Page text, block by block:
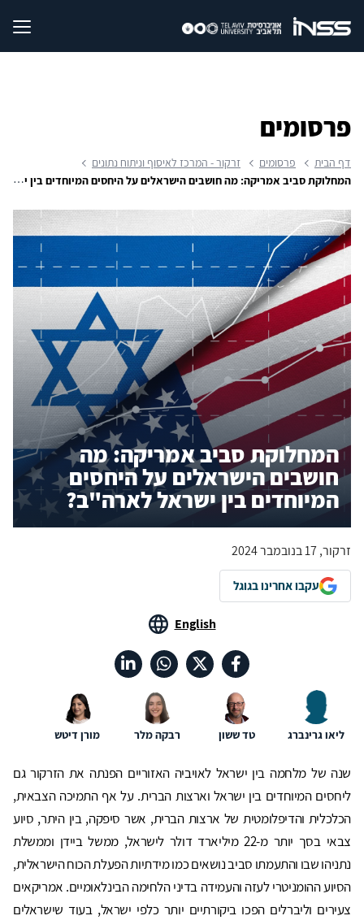
פרסומים
דף הבית פרסומים
זרקור - המרכז לאיסוף וניתוח נתונים
המחלוקת סביב אמריקה: מה חושבים הישראלים על היחסים המיוחדים בין ישראל לארה"ב?
המחלוקת סביב אמריקה: מה
חושבים הישראלים על היחסים
המיוחדים בין ישראל לארה"ב?
זרקור, 17 בנובמבר 2024
עקבו אחרינו בגוגל
English
ליאו גרינברג טד ששון רבקה מלר מורן דיטש
שנה של מלחמה בין ישראל לאויביה האזוריים הפנתה את הזרקור גם
ליחסים המיוחדים בין ישראל וארצות הברית. על אף התמיכה הצבאית,
הכלכלית והדיפלומטית של ארצות הברית, אשר סיפקה, בין היתר, סיוע
צבאי בסך יותר מ-22 מיליארד דולר לישראל, ממשל ביידן וממשלת
נתניהו שבו והתעמתו סביב נושאים כמו מידתיות הפעלת הכוח הישראלית,
הסיוע ההומניטרי לעזה והעמידה בדיני הלחימה הבינלאומיים. אמריקאים
צעירים וליברלים הפכו ביקורתיים יותר כלפי ישראל, בעוד שישראלים